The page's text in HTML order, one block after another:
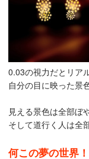
0.03の視力だとリア
自分の目に映った景
見える景色は全部ぼ
そして道行く人は全
何この夢の世界